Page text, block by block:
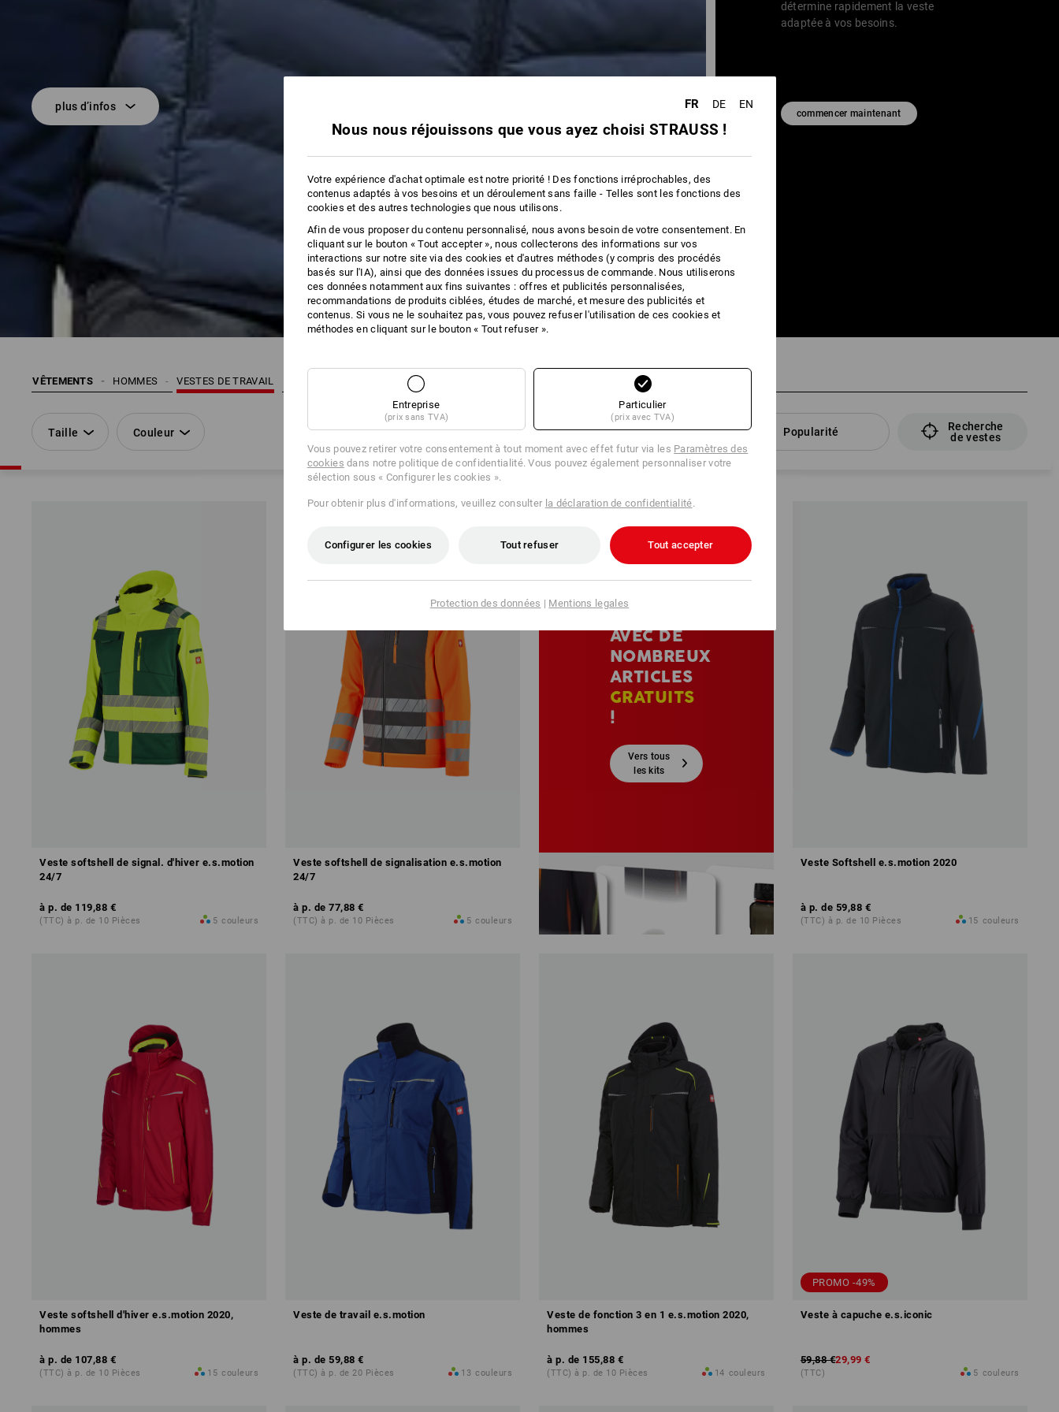
plus d’infos
détermine rapidement la veste
adaptée à vos besoins.
commencer maintenant
VÊTEMENTS VESTES DE TRAVAIL
HOMMES
Taille Couleur 123 Articles Autres filtres Popularité
Recherche
de vestes
Veste softshell de signal. d'hiver e.s.motion
24/7
à p. de 119,88 €
(TTC) à p. de 10 Pièces 5 couleurs
Veste softshell de signalisation e.s.motion
24/7
à p. de 77,88 €
(TTC) à p. de 10 Pièces 5 couleurs
SETS
AVEC DE
NOMBREUX
ARTICLES
GRATUITS
!
Vers tous
les kits
d’offres
Veste Softshell e.s.motion 2020
à p. de 59,88 €
(TTC) à p. de 10 Pièces 15 couleurs
Veste softshell d'hiver e.s.motion 2020,
hommes
à p. de 107,88 €
(TTC) à p. de 10 Pièces 15 couleurs
Veste de travail e.s.motion
à p. de 59,88 €
(TTC) à p. de 20 Pièces 13 couleurs
Veste de fonction 3 en 1 e.s.motion 2020,
hommes
à p. de 155,88 €
(TTC) à p. de 10 Pièces 14 couleurs
PROMO -49%
Veste à capuche e.s.iconic
59,88 €29,99 €
(TTC) 5 couleurs
FR DE EN
Nous nous réjouissons que vous ayez choisi STRAUSS !
Votre expérience d'achat optimale est notre priorité ! Des fonctions irréprochables, des
contenus adaptés à vos besoins et un déroulement sans faille - Telles sont les fonctions des
cookies et des autres technologies que nous utilisons.
Afin de vous proposer du contenu personnalisé, nous avons besoin de votre consentement. En
cliquant sur le bouton « Tout accepter », nous collecterons des informations sur vos
interactions sur notre site via des cookies et d'autres méthodes (y compris des procédés
basés sur l'IA), ainsi que des données issues du processus de commande. Nous utiliserons
ces données notamment aux fins suivantes : offres et publicités personnalisées,
recommandations de produits ciblées, études de marché, et mesure des publicités et
contenus. Si vous ne le souhaitez pas, vous pouvez refuser l'utilisation de ces cookies et
méthodes en cliquant sur le bouton « Tout refuser ».
Entreprise
(prix sans TVA)
Particulier
(prix avec TVA)
Vous pouvez retirer votre consentement à tout moment avec effet futur via les Paramètres des
cookies dans notre politique de confidentialité. Vous pouvez également personnaliser votre
sélection sous « Configurer les cookies ».
Pour obtenir plus d'informations, veuillez consulter la déclaration de confidentialité.
Configurer les cookies Tout refuser Tout accepter
Protection des données | Mentions legales